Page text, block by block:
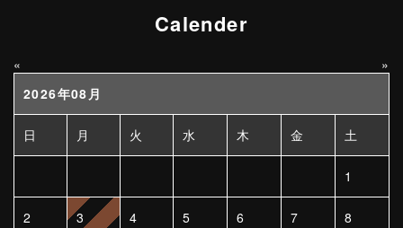
Calender
«
»
2026年08月
日 月 火 水 木 金 土
1
2 3 4 5 6 7 8